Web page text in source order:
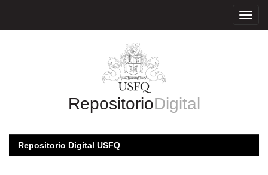
RepositorioDigital
Repositorio Digital USFQ